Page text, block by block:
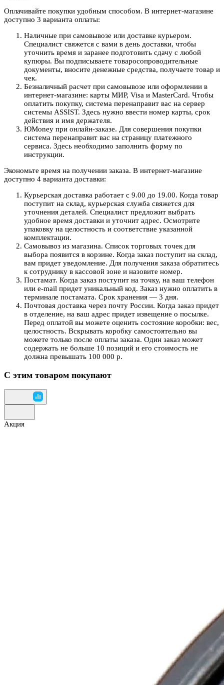
Оплачивайте покупки удобным способом. В интернет-магазине
доступно 3 варианта оплаты:
Наличные при самовывозе или доставке курьером.
Специалист свяжется с вами в день доставки, чтобы
уточнить время и заранее подготовить сдачу с любой
купюры. Вы подписываете товаросопроводительные
документы, вносите денежные средства, получаете товар и
чек.
Безналичный расчет при самовывозе или оформлении в
интернет-магазине: карты МИР, Visa и MasterCard. Чтобы
оплатить покупку, система перенаправит вас на сервер
системы ASSIST. Здесь нужно ввести номер карты, срок
действия и имя держателя.
ЮMoney при онлайн-заказе. Для совершения покупки
система перенаправит вас на страницу платежного
сервиса. Здесь необходимо заполнить форму по
инструкции.
Экономьте время на получении заказа. В интернет-магазине
доступно 4 варианта доставки:
Курьерская доставка работает с 9.00 до 19.00. Когда товар
поступит на склад, курьерская служба свяжется для
уточнения деталей. Специалист предложит выбрать
удобное время доставки и уточнит адрес. Осмотрите
упаковку на целостность и соответствие указанной
комплектации.
Самовывоз из магазина. Список торговых точек для
выбора появится в корзине. Когда заказ поступит на склад,
вам придет уведомление. Для получения заказа обратитесь
к сотруднику в кассовой зоне и назовите номер.
Постамат. Когда заказ поступит на точку, на ваш телефон
или e-mail придет уникальный код. Заказ нужно оплатить в
терминале постамата. Срок хранения — 3 дня.
Почтовая доставка через почту России. Когда заказ придет
в отделение, на ваш адрес придет извещение о посылке.
Перед оплатой вы можете оценить состояние коробки: вес,
целостность. Вскрывать коробку самостоятельно вы
можете только после оплаты заказа. Один заказ может
содержать не больше 10 позиций и его стоимость не
должна превышать 100 000 р.
С этим товаром покупают
Акция